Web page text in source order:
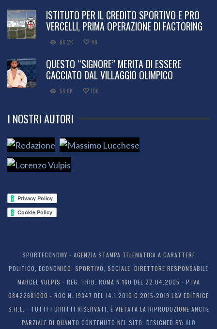
ISTITUTO PER IL CREDITO SPORTIVO E PRO
VERCELLI, PRIMA OPERAZIONE DI FACTORING
66.2K 48
QUESTO “SIGNORE” MERITA DI ESSERE
CACCIATO DAL VILLAGGIO OLIMPICO
56.6K 106
I NOSTRI AUTORI
SPORTECONOMY - AGENZIA STAMPA TELEMATICA A CARATTERE
POLITICO, ECONOMICO, SPORTIVO, SOCIALE. DIRETTORE RESPONSABILE
MARCEL VULPIS - REG. TRIB. ROMA N.160 DEL 22.04.2005 - P.IVA
08422681000 - ROC N. 19347 DEL 14.1.2010 C 2015-2019 L&V EDITRICE
S.R.L. - TUTTI I DIRITTI RISERVATI. È VIETATA LA RIPRODUZIONE ANCHE
PARZIALE DI QUANTO CONTENUTO NEL SITO. DESIGNED BY: ALO